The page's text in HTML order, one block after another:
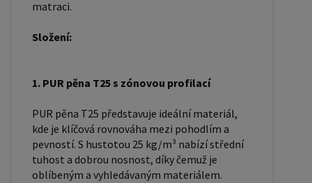
větší množství našich produktů? Obchodníkům a
velkoobchodní ceny. Zaregistrujte se ( " UŽIVATEL
" MÁM ZÁJEM O VELKOOBCHODNÍ SPOLUPRÁCI "
bude povolen přístup do velkoobchodu. Popřípadě
zašlete poptávku na ondera@seznam.cz, velice
rádi se Vám budeme věnovat.
matraci.
Složení:
1. PUR pěna T25 s zónovou profilací
PUR pěna T25 představuje ideální materiál,
kde je klíčová rovnováha mezi pohodlím a
pevností. S hustotou 25 kg/m³ nabízí střední
tuhost a dobrou nosnost, díky čemuž je
oblíbeným a vyhledávaným materiálem.